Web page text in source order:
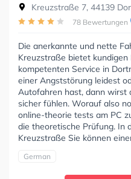
Kreuzstraße 7, 44139
78 Bewertungen
Die anerkannte und nette
Kreuzstraße bietet
kompetenten Service in
einer Angststörung leidest
Autofahren hast, dann wirst
sicher fühlen. Worauf also
online-theorie tests am PC
die theoretische Prüfung. In
Kreuzstraße Sie können
German